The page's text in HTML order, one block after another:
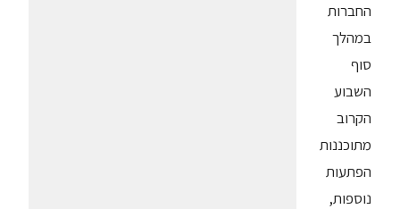
החברות
במהלך
סוף
השבוע
הקרוב
מתוכננות
הפתעות
נוספות,